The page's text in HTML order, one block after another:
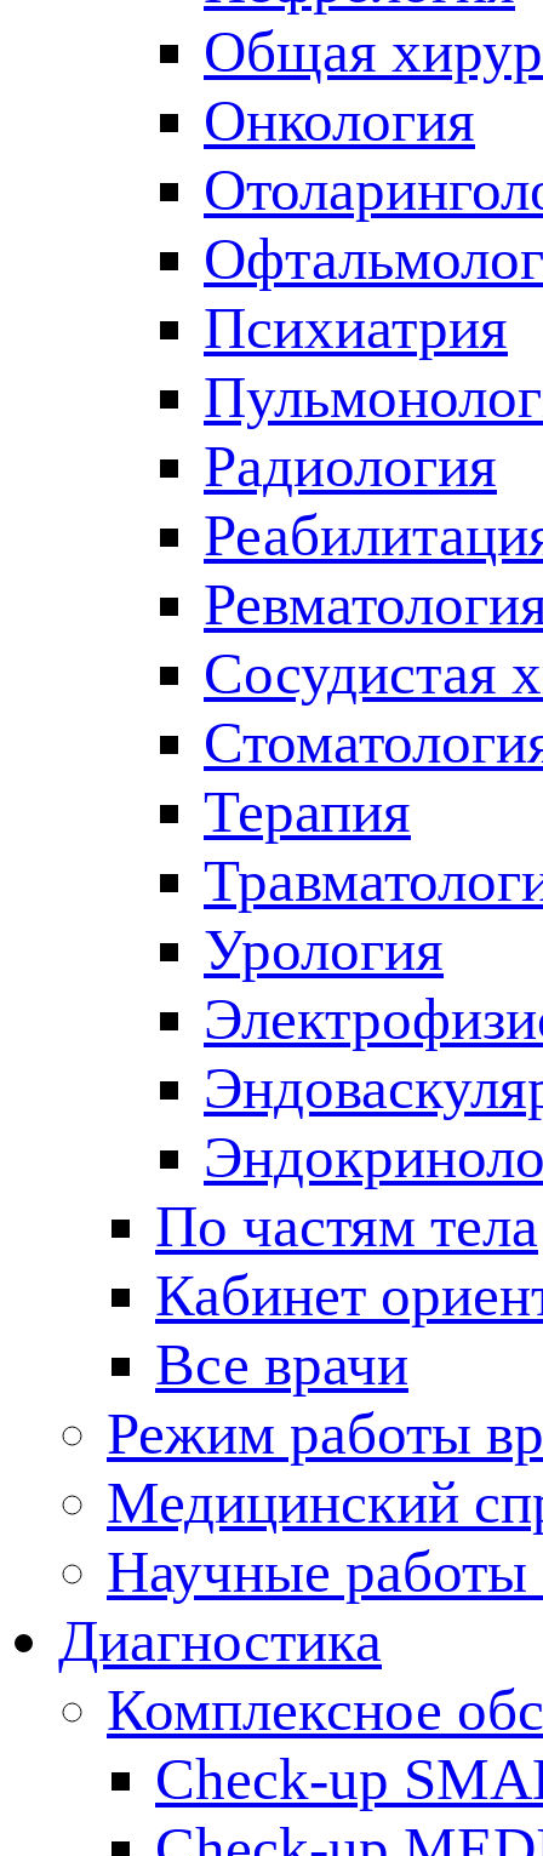
Общая
Онкология
Психиатрия
Радиология
Сосудистая
Терапия
Урология
По частям тела
Кабинет
Все врачи
Режим работы
Медицинский
Научные работы
Диагностика
Комплексное
Check-up